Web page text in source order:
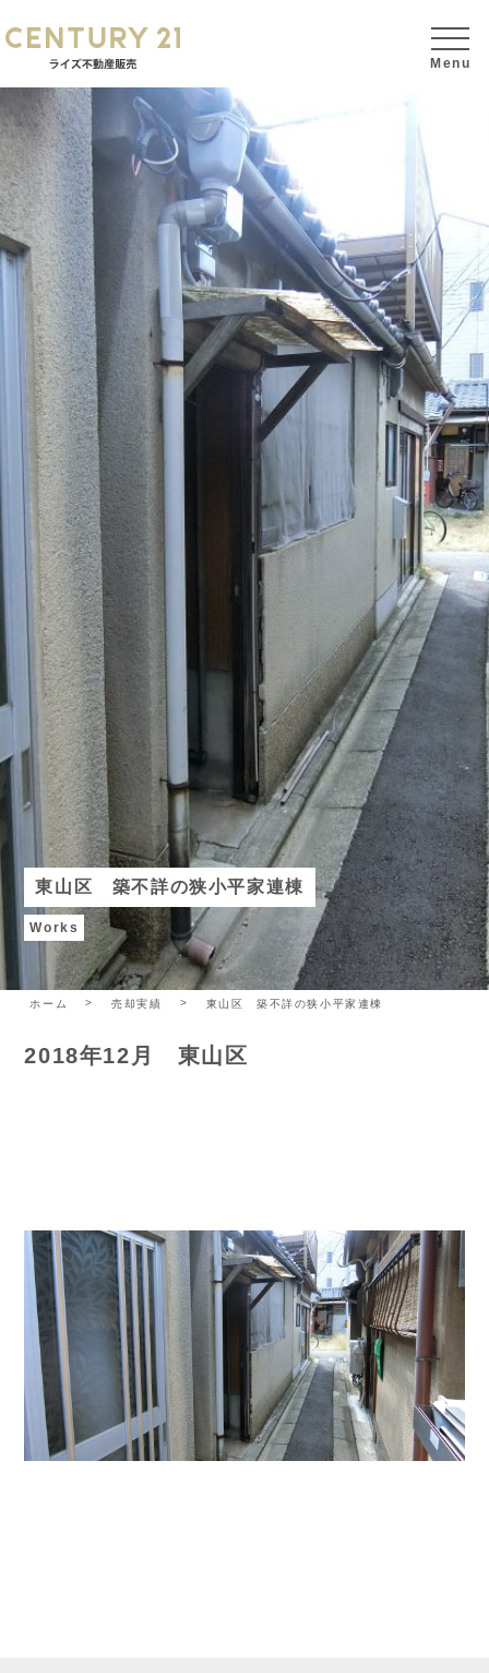
東山区 築不詳の狭小平家連棟
Works
ホーム 売却実績 東山区 築不詳の狭小平家連棟
2018年12月 東山区